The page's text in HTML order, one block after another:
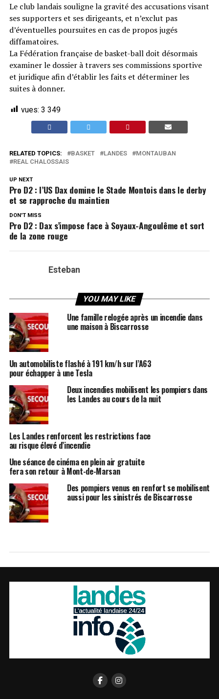
Le club landais souligne la gravité des accusations visant
ses supporters et ses dirigeants, et n’exclut pas
d’éventuelles poursuites en cas de propos jugés
diffamatoires.
La Fédération française de basket-ball doit désormais
examiner le dossier à travers ses commissions sportive
et juridique afin d’établir les faits et déterminer les
suites à donner.
vues: 3 349
RELATED TOPICS: BASKET LANDES
MONTAUBAN
REAL CHALOSSAIS
UP NEXT
Pro D2 : l’US Dax domine le Stade Montois dans le derby
et se rapproche du maintien
DON'T MISS
Pro D2 : Dax s’impose face à Soyaux-Angoulême et sort
de la zone rouge
Esteban
YOU MAY LIKE
Une famille relogée après un incendie dans
une maison à Biscarrosse
Un automobiliste flashé à 191 km/h sur l’A63
pour échapper à une Tesla
Deux incendies mobilisent les pompiers dans
les Landes au cours de la nuit
Les Landes renforcent les restrictions face
au risque élevé d’incendie
Une séance de cinéma en plein air gratuite
fera son retour à Mont-de-Marsan
Des pompiers venus en renfort se mobilisent
aussi pour les sinistrés de Biscarrosse